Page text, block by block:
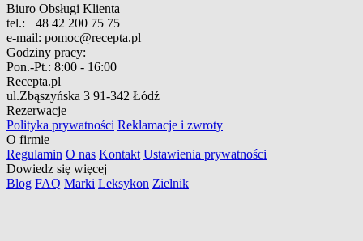
Biuro Obsługi Klienta
tel.: +48 42 200 75 75
e-mail: pomoc@recepta.pl
Godziny pracy:
Pon.-Pt.: 8:00 - 16:00
Recepta.pl
ul.Zbąszyńska 3 91-342 Łódź
Rezerwacje
Polityka prywatności Reklamacje i zwroty
O firmie
Regulamin O nas Kontakt Ustawienia prywatności
Dowiedz się więcej
Blog FAQ Marki Leksykon Zielnik